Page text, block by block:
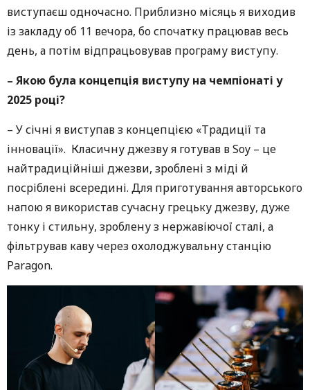
виступаєш одночасно. Приблизно місяць я виходив
із закладу об 11 вечора, бо спочатку працював весь
день, а потім відпрацьовував програму виступу.
– Якою була концепція виступу на чемпіонаті у
2025 році?
– У січні я виступав з концепцією «Традиції та
інновації». Класичну джезву я готував в Soy – це
найтрадиційніші джезви, зроблені з міді й
посріблені всередині. Для приготування авторського
напою я використав сучасну грецьку джезву, дуже
тонку і стильну, зроблену з нержавіючої сталі, а
фільтрував каву через охолоджувальну станцію
Paragon.